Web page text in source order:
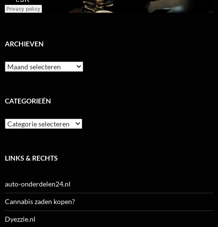
ARCHIEVEN
Archieven
CATEGORIEËN
Categorieën
LINKS & RECHTS
auto-onderdelen24.nl
Cannabis zaden kopen?
Dyezzie.nl